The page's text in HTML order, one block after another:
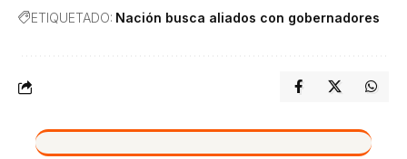
ETIQUETADO: Nación busca aliados con gobernadores